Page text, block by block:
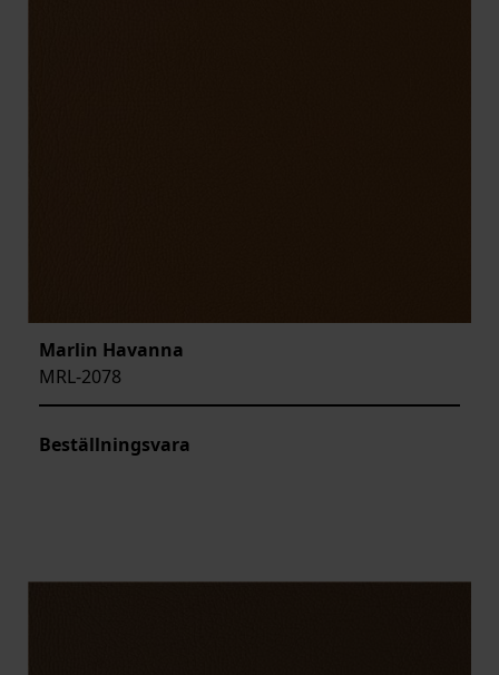
Marlin Havanna
MRL-2078
Beställningsvara